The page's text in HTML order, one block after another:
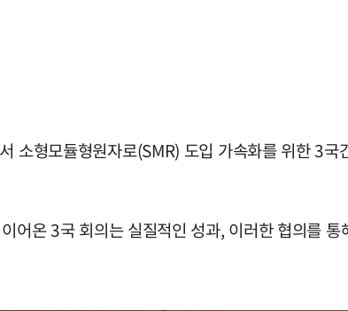
소형모듈형원자로(SMR) 도입 가속화를 위한 3
어온 3국 회의는 실질적인 성과, 이러한 협의를